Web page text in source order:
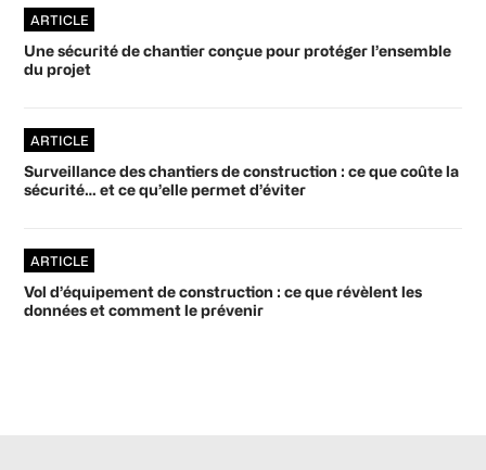
ARTICLE
Une sécurité de chantier conçue pour protéger l’ensemble
du projet
ARTICLE
Surveillance des chantiers de construction : ce que coûte la
sécurité… et ce qu’elle permet d’éviter
ARTICLE
Vol d’équipement de construction : ce que révèlent les
données et comment le prévenir